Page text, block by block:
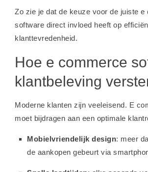
Zo zie je dat de keuze voor de juiste e
software direct invloed heeft op
klanttevredenheid.
Hoe e commerce
klantbeleving
Moderne klanten zijn veeleisend. E
moet bijdragen aan een optimale
Mobielvriendelijk design: meer
de aankopen gebeurt via